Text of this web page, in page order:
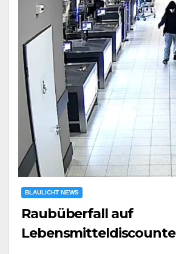
BLAULICHT NEWS
Raubüberfall auf